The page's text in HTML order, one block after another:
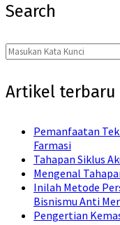
Search
Search
for:
Artikel terbaru
Pemanfaatan
Farmasi
Tahapan Siklus
Mengenal
Inilah Metode
Bisnismu Anti
Pengertian